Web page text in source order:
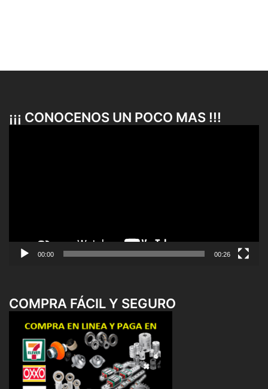
¡¡¡ CONOCENOS UN POCO MAS !!!
00:00 00:26
COMPRA FÁCIL Y SEGURO